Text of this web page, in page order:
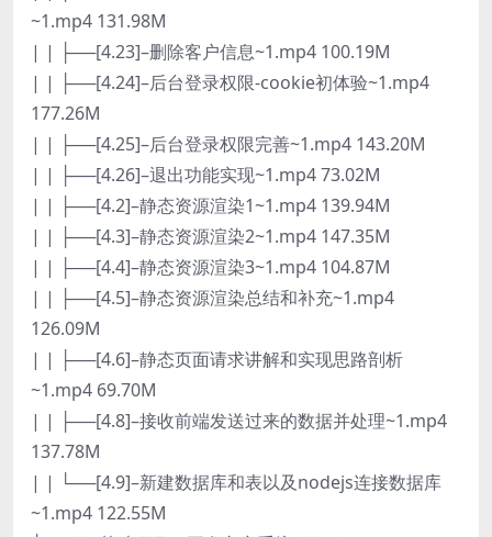
~1.mp4 131.98M
| | ├──[4.23]–删除客户信息~1.mp4 100.19M
| | ├──[4.24]–后台登录权限-cookie初体验~1.mp4
177.26M
| | ├──[4.25]–后台登录权限完善~1.mp4 143.20M
| | ├──[4.26]–退出功能实现~1.mp4 73.02M
| | ├──[4.2]–静态资源渲染1~1.mp4 139.94M
| | ├──[4.3]–静态资源渲染2~1.mp4 147.35M
| | ├──[4.4]–静态资源渲染3~1.mp4 104.87M
| | ├──[4.5]–静态资源渲染总结和补充~1.mp4
126.09M
| | ├──[4.6]–静态页面请求讲解和实现思路剖析
~1.mp4 69.70M
| | ├──[4.8]–接收前端发送过来的数据并处理~1.mp4
137.78M
| | └──[4.9]–新建数据库和表以及nodejs连接数据库
~1.mp4 122.55M